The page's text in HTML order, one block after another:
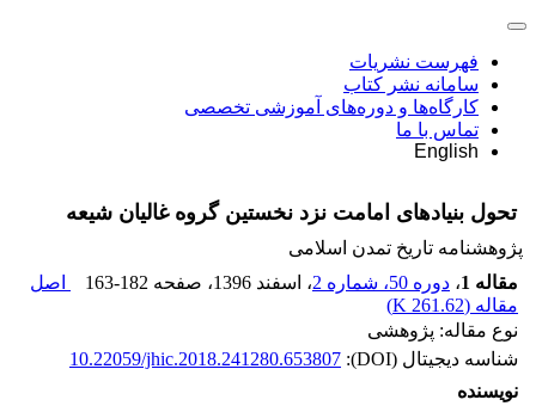
فهرست نشریات
سامانه نشر کتاب
کارگاه‌ها و دوره‌های آموزشی تخصصی
تماس با ما
English
تحول بنیادهای امامت نزد نخستین گروه غالیان شیعه
پژوهشنامه تاریخ تمدن اسلامی
مقاله 1
، دوره 50، شماره 2 ، اسفند 1396 ، صفحه 163-182
اصل
مقاله (261.62 K
)
نوع مقاله: پژوهشی
شناسه دیجیتال (DOI):
10.22059/jhic.2018.241280.653807
نویسنده